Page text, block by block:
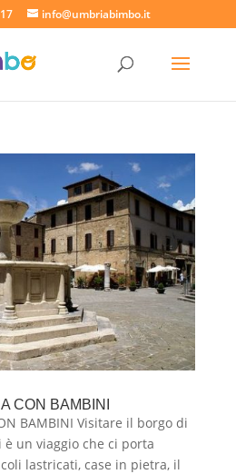
info@umbriabimbo.it
CON BAMBINI
BAMBINI Visitare il borgo di
un viaggio che ci porta
lastricati, case in pietra, il